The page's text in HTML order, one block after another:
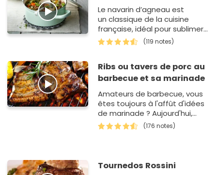
Le navarin d’agneau est
un classique de la cuisine
française, idéal pour sublimer
le collier d'agneau, un
morceau qui devient
(119 notes)
Ribs ou tavers de porc au
barbecue et sa marinade
Amateurs de barbecue, vous
êtes toujours à l'affût d'idées
de marinade ? Aujourd'hui,
vous allez apprendre à
préparer une ma…
(176 notes)
Tournedos Rossini